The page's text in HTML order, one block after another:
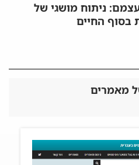
ניתוח מושגי של
בסוף החיים
מאמרים